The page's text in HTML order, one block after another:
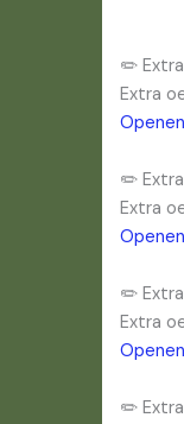
✏️ Extra
Extra
Openen
✏️
Extra
Openen
✏️
Extra
Openen
✏️